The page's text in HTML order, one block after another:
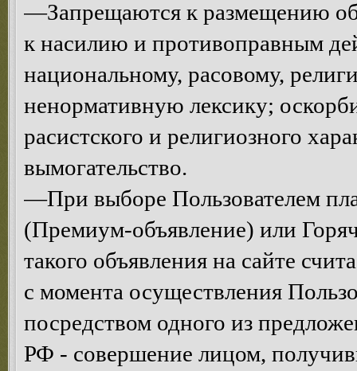
—Запрещаются к размещению
к насилию и противоправным
национальному, расовому,
ненормативную лексику;
расистского и религиозного
вымогательство.
—При выборе Пользователем
(Премиум-объявление) или
такого объявления на сайте
с момента осуществления
посредством одного из
РФ - совершение лицом,